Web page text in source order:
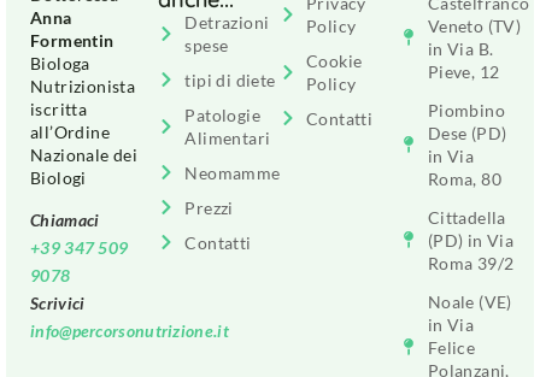
Anna
Formentin
Biologa
Nutrizionista
iscritta
all’Ordine
Nazionale dei
Biologi
Chiamaci
+39 347 509
9078
Scrivici
info@percorsonutrizione.it
Detrazioni
spese
tipi di diete
Patologie
Alimentari
Neomamme
Prezzi
Contatti
Policy
Cookie
Policy
Contatti
Veneto (TV)
in Via B.
Pieve, 12
Piombino
Dese (PD)
in Via
Roma, 80
Cittadella
(PD) in Via
Roma 39/2
Noale (VE)
in Via
Felice
Polanzani,